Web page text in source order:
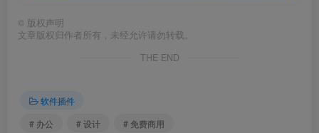
© 版权声明
文章版权归作者所有，未经允许请勿转载。
THE END
软件插件
# 办公
# 设计 # 免费商用